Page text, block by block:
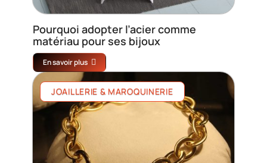
Pourquoi adopter l’acier comme
matériau pour ses bijoux
En savoir plus
JOAILLERIE & MAROQUINERIE